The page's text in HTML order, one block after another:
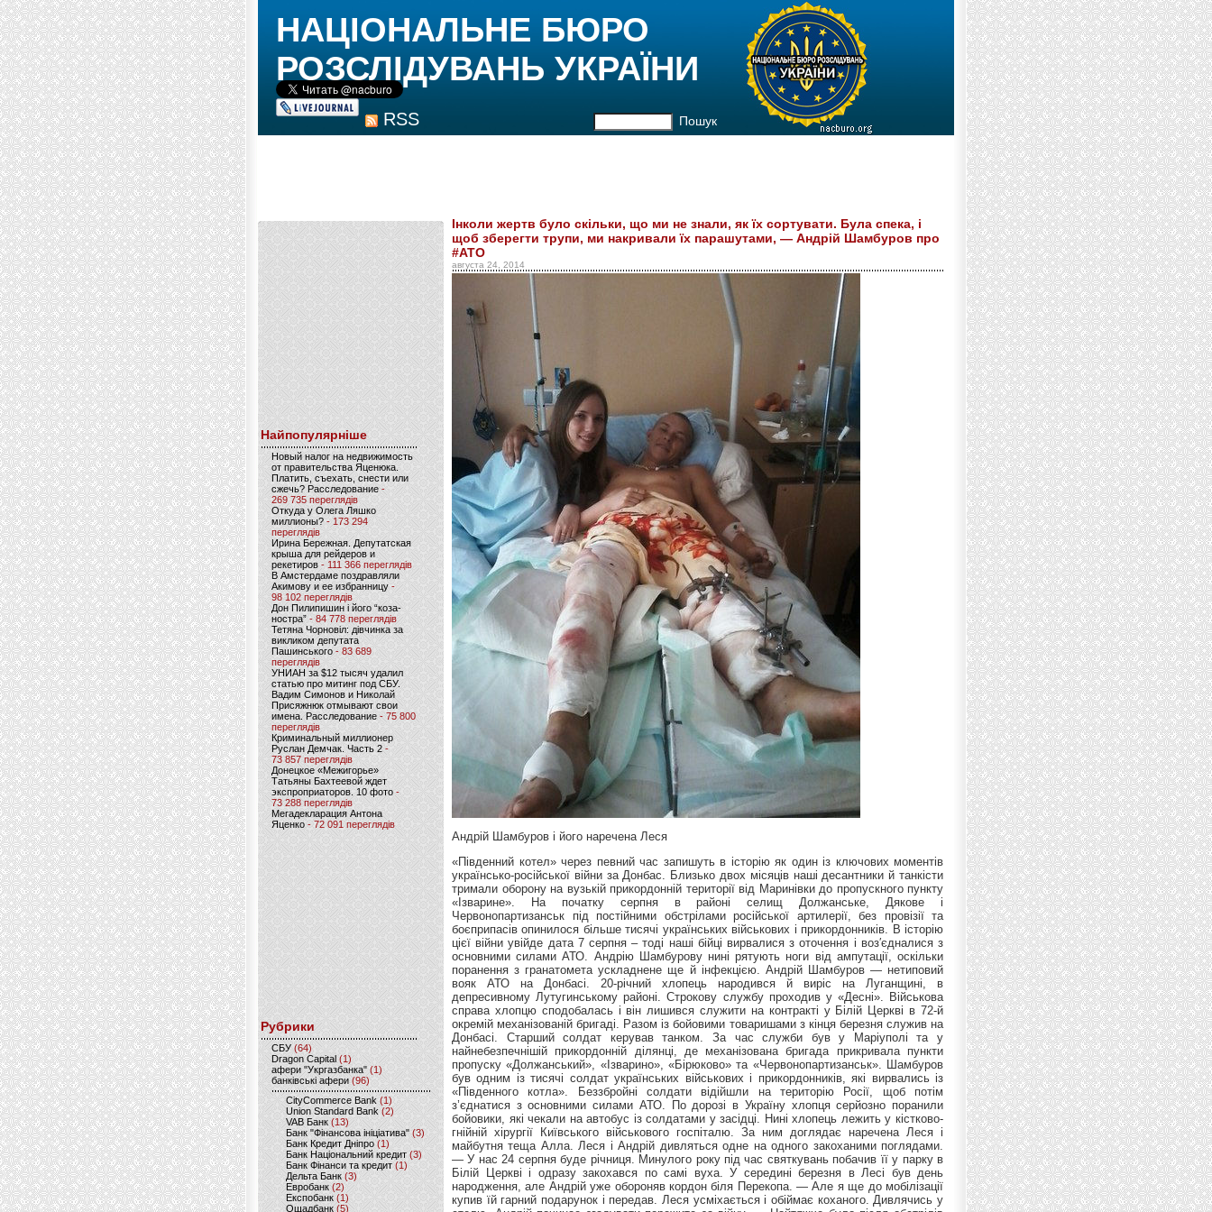
RSS Пошук
НАЦІОНАЛЬНЕ БЮРО
РОЗСЛІДУВАНЬ УКРАЇНИ
Найпопулярніше
Новый налог на недвижимость
от правительства Яценюка.
Платить, съехать, снести или
сжечь? Расследование-
269 735 переглядів
Откуда у Олега Ляшко
миллионы? - 173 294
переглядів
Ирина Бережная. Депутатская
крыша для рейдеров и
рекетиров - 111 366 переглядів
В Амстердаме поздравляли
Акимову и ее избранницу -
98 102 переглядів
Дон Пилипишин і його “коза-
ностра” - 84 778 переглядів
Тетяна Чорновіл: дівчинка за
викликом депутата
Пашинського- 83 689
переглядів
УНИАН за $12 тысяч удалил
статью про митинг под СБУ.
Вадим Симонов и Николай
Присяжнюк отмывают свои
имена. Расследование - 75 800
переглядів
Криминальный миллионер
Руслан Демчак. Часть 2-
73 857 переглядів
Донецкое «Межигорье»
Татьяны Бахтеевой ждет
экспроприаторов. 10 фото -
73 288 переглядів
Мегадекларация Антона
Яценко - 72 091 переглядів
Рубрики
CБУ (64)
Dragon Capital (1)
афери "Укргазбанка" (1)
банківські афери (96)
CityCommerce Bank (1)
Union Standard Bank (2)
VAB Банк (13)
Банк "Фінансова ініціатива" (3)
Банк Кредит Дніпро (1)
Банк Національний кредит (3)
Банк Фінанси та кредит (1)
Дельта Банк (3)
Евробанк(2)
Експобанк (1)
Ощадбанк(5)
Інколи жертв було скільки, що ми не знали, як їх сортувати. Була спека, і
щоб зберегти трупи, ми накривали їх парашутами, — Андрій Шамбуров про
#АТО
августа 24, 2014
Андрій Шамбуров і його наречена Леся
«Південний котел» через певний час запишуть в історію як один із ключових моментів українсько-російської війни за Донбас. Близько двох місяців наші десантники й танкісти тримали оборону на вузькій прикордонній території від Маринівки до пропускного пункту «Ізварине». На початку серпня в районі селищ Должанське, Дякове і Червонопартизанськ під постійними обстрілами російської артилерії, без провізії та боєприпасів опинилося більше тисячі українських військових і прикордонників. В історію цієї війни увійде дата 7 серпня – тоді наші бійці вирвалися з оточення і воз′єдналися з основними силами АТО. Андрію Шамбурову нині рятують ноги від ампутації, оскільки поранення з гранатомета ускладнене ще й інфекцією. Андрій Шамбуров — нетиповий вояк АТО на Донбасі. 20-річний хлопець народився й виріс на Луганщині, в депресивному Лутугинському районі. Строкову службу проходив у «Десні». Військова справа хлопцю сподобалась і він лишився служити на контракті у Білій Церкві в 72-й окремій механізованій бригаді. Разом із бойовими товаришами з кінця березня служив на Донбасі. Старший солдат керував танком. За час служби був у Маріуполі та у найнебезпечнішій прикордонній ділянці, де механізована бригада прикривала пункти пропуску «Должанський», «Ізварино», «Бірюково» та «Червонопартизанськ». Шамбуров був одним із тисячі солдат українських військових і прикордонників, які вирвались із «Південного котла». Беззбройні солдати відійшли на територію Росії, щоб потім з’єднатися з основними силами АТО. По дорозі в Україну хлопця серйозно поранили бойовики, які чекали на автобус із солдатами у засідці. Нині хлопець лежить у кістково-гнійній хірургії Київського військового госпіталю. За ним доглядає наречена Леся і майбутня теща Алла. Леся і Андрій дивляться одне на одного закоханими поглядами. — У нас 24 серпня буде річниця. Минулого року під час святкувань побачив її у парку в Білій Церкві і одразу закохався по самі вуха. У середині березня в Лесі був день народження, але Андрій уже обороняв кордон біля Перекопа. — Але я ще до мобілізації купив їй гарний подарунок і передав. Леся усміхається і обіймає коханого. Дивлячись у стелю, Андрій починає згадувати пережите за війну. — Найтяжче було після обстрілів «Градами». Спершу вони все летять і летять, а потім ми збираємо наших поранених і «двохсотих». Інколи жертв було скільки, що ми не знали, як їх сортувати. Була спека, і щоб зберегти трупи, ми накривали їх парашутами. А в намет поруч зносили тяжкопоранених. Все це було схоже на велику м’ясорубку. Понад місяць тому солдата вже поранило осколком у руку. Але травма була незначна, її підлікував польовий медик і Андрій керував своїм танком навіть із забинтованою рукою. Боєць розповідає, що найтяжче його батальйону було під Червонопартизанськом. Втрати уже були чималі. А бійці опинились фактично заблокованими – не зробиш кроку ані вправо, ані вліво. Два тижні танкістів обстрілювали з кількох боків різними видами зброї – артилерією, автоматичними гранатометами, із танків та стрілецької зброї. Поки керівництво АТО звітувало, що все під контролем, рідні солдатів цього батальйону вийшли на вулиці в Білій Церкві. Вимагали, аби хлопців вивели з «котла». До розмови підключається мама Лесі Алла. Жінка разом з іншими матерями й дружинами бійців батальйону їздила до Києва під Міноборони і на Банкову. Та перекривала одеську трасу. — Ми йому зателефонували: «Тримайся синок, ми тут мітингуємо, щоб у вас відбулася ротація». Їх бойовики тримали в оточенні, тому хлопці не мали нічого. Бригада була поставлена в умови виживання, – розповідає Алла. Проте у Києві із вирішенням ротації зволікали, тому долю бійців вирішив командир бригади в зоні блокади. — Нас лишилося близько трьохсот людей. Наше командування зажди діяло ефективно в екстремальних умовах. Інколи навіть йшло наперекір наказів київських тиловиків. Посудіть самі, наш командир вирішив нас вивести з «котла», щоб врятувати наші життя, — розповідає солдат. Бійці знищили всю стрілецьку зброю і пішли з командиром до кордону. Там їх тримали півтора дні. За цей час у багатьох юнаків повідбирали мобільні телефони, документи і гроші. Хлопцям лише давали воду і випускали в туалет під наглядом. Командир домовився, щоб солдатів вивели на Успенський пункт пропуску. Першу групу вивозили трьома автобусами, але вони вирішили їхати іншим шляхом, а не тим маршрутом, який їм рекомендували в штабі АТО. Доїхали до пункту збору безпечно. Наступного дня в Україну відправилась іще одна група з трьох автобусів. Цього разу — по рекомендованому маршруту. Два автобуси проїхали, супроводжуючі авто теж. — Я їхав у третьому. Раптом перед нами щось вибухнуло. Зупинились. Відкрили двері, вибили вікна й побігли в соняшникове поле. Добре, що вони були високі й кучеряві. Ми там позалягали. Але нас переслідували й обстрілювали з підствольних гранатометів. Так мені вцілило у праву ногу, а тоді й у ліву. Я там лежав десь півтори години. Постріли затихли і стояла така тиша, що хоч ножем ріж. Почав на ліктях повзти по землі, через соняхи. Раптом почув українську мову, почав кричати з усієї сили, щоб мене знайшли у цьому полі й врятували. Виявилось, це підмога приїхала. Але в тих полях наших багато підстрелили. Мені швидко обробили рани й відвезли до Амвросіївської міської лікарні, — згадує Андрій. До розмови долучається майбутня теща хлопця Алла, яка цілодобово годує хлопця, стелить йому ліжко, міряє температуру: — Нам у Білу Церкву зателефонували товариші Андрія і сказали, що він у тяжкому стані, і якщо його оперативно не відправити у кращий госпіталь, йому ампутують ногу. Я одразу зателефонувала в частину і спитала командирів, як його забрати. А ті кажуть: «За одним бійцем вертоліт летіти не буде». Я їм: «Так я можу заплатити». Вони відправили мене шукати депутатів і Міноборони. Пропонували навіть заплатити сепаратистам, щоб вивезти його з Амвросіївки, — розповідає мініатюрна брюнетка. Через знайомих родичів бійців 72-ї бригади Алла вийшла на лікарів, які працюють у зоні АТО. Юнака вивіз київський хірург. Він має клініку в Києві, але все покинув, записався в добровольці й тепер перевозить поранених на Донбасі. — Від хвилювання я забула його прізвище. То зараз дякую цьому герою, що спас Андрюшу, — каже Алла. Хірург-доброволець замінованими дорогами вивіз пораненого танкіста в Розівку на Донеччині, де працював Одеський польовий госпіталь. Там його обстежили, наклали гіпс і бортом переправили до Дніпропетровська. У цьому закладі Андрію поставили апарат Ілізарова, але не повністю очистили рану від осколків і бруду, тому почалося зараження. І хлопця бортом доставили в київський госпіталь. — Тут тепер кожен день чистка. Нога уже коротша на 10 сантиметрів за іншу, — каже юнак. У Білоріченську в Андрія лишились мама й дві сестри 17 і півтора років. Алла просила їх поїхати із Луганщини в Білу Церкву ще місяць тому — знайшла житло, забронювала квитки. Але проти цього виявився вітчим хлопця, який має проросійські погляди. Він переконав родину не їхати, щоб захистити дім від мародерів. Коли є зв’язок, матері спілкуються телефоном. Мама Андрія каже, що дороги заміновано терористами, регулярно літають снаряди — люди стали фактично живим щитом між українським та російськими силами. Білоріченськ і значну частину Лутугинського району ще серйозно контролюють терористи. — А вона щодня йде по молоко молодшій доньці під цими обстрілами. А як купить, додому йде щоразу іншими шляхами, бо бойовики забирають їжу в людей, – наголошує доглядальниця бійця. Про те, що син воює зовсім недалеко від рідного міста, мама не знала аж до його поранення. У хлопця непрості стосунки з вітчимом, тому дівчина з Аллою вирішили приховати правду. Андрій каже, що українські танки ледве дихали. Він сам змінив кілька, бо ті просто ламалися. Солдат переконаний, що в першу чергу треба належно укріпити кордони — зупинити нелегальні перевезення, стягнути техніку, постійно наступати на ворога. — Інакше в нас це затягнеться на роки. І, таке враження, наше військове керівництво цьому часом допомагає. Було багато ситуацій, коли треба наступати, а командування каже: «Відступайте». Так ми тільки під «Ізварино» втратили три висоти. Цікавлюсь у Андрія, як забезпечували технікою і провізією, коли 72-га бригада тримала вузьку прикордонну зону під обстрілом. — Людей з бригади лишилось людей 300. Ні нову зброю, ні снарядів не постачали. Було обмаль харчів. У тяжкі часи їли жаб, равликів і інший підніжний корм. Який може бути захист кордонів, якщо не було нічого? Інколи прилітав вертоліт і нам скидали з парашутом якісь боєприпаси й пушки. Ми протримались довго лише через те, що наш командир бригади часто йшов наперекір наказам зверху. Вивести нас із «котла» було його рішенням. За захист Батьківщини бійцям платили небагато. За охорону небезпечного прикордоння старший солдат-контрактник отримував трохи більше 5000 грн в місяць. Зараз у Андрія є проблема з доведенням статусу учасника бойових дій. У березні він із товаришами відбув місяць на кордоні з Кримом, далі була Донецька область, Маріуполь і нарешті на пункті пропуску, але у військовому квитку хлопця жодної відмітки про участь у війні. Не кажучи вже про поранення. Андрій постійно під сильним наркозом. Тому лишаємо його з нареченою Лесею відпочивати, а з Аллою виходимо на вулицю. — Я заявку на учасника бойових дій подала у військову частину ще тиждень тому. Мені сказали, що передзвонять — і тиша. То я зараз роблю не так… Найгірше, що якісь тиловики-писаки отримають «учасника бойових дій», а наш синочок — ні. Не вирішене питання і з підвищенням у званні. Ще до відправки на Схід юнаку мали присвоїти звання молодшого сержанта, але поки про це нічого не чути. До солдата приїздить друг, теж учасник АТО з Білої Церкви. У нього теж складна історія, каже Алла. — Десь два місяці тому його поранили в Донецькій області. Руки всі в осколках. А командир йому сказав, що ми тебе не можемо вивезти, бо скрізь блокпости ворога. Тому єдиний шанс — іти пішки до найближчого села. Це 5 кілометрів. Так він дійшов, його госпіталізували у райлікарню. А тоді вже забрали долікову